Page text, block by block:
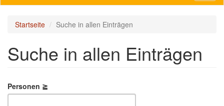
Startseite Suche in allen Einträgen
Suche in allen Einträgen
Personen ≧